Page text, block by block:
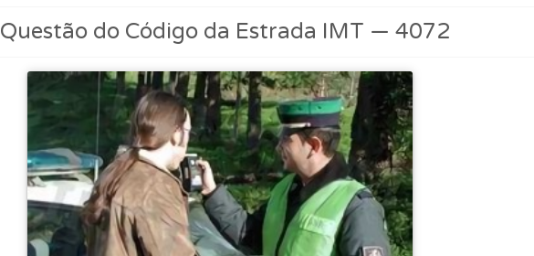
Biblioteca Consulte a biblioteca para tirar dúvidas e ver resumos do código.
Testes O teste "Novas" apresenta-lhe questões a que ainda não respondeu.
Questões Consulte aqui todas as questões que usamos na plataforma.
Questão do Código da Estrada IMT — 4072